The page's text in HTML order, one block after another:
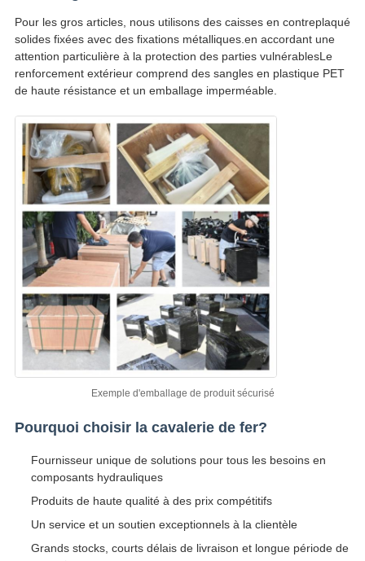
Pour les gros articles, nous utilisons des caisses en contreplaqué
solides fixées avec des fixations métalliques.en accordant une
attention particulière à la protection des parties vulnérablesLe
renforcement extérieur comprend des sangles en plastique PET
de haute résistance et un emballage imperméable.
Exemple d'emballage de produit sécurisé
Pourquoi choisir la cavalerie de fer?
Fournisseur unique de solutions pour tous les besoins en
composants hydrauliques
Produits de haute qualité à des prix compétitifs
Un service et un soutien exceptionnels à la clientèle
Grands stocks, courts délais de livraison et longue période de